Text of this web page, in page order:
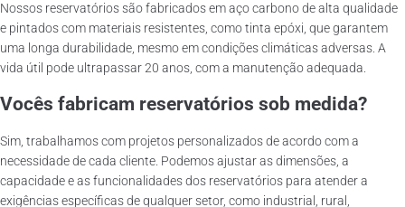
Nossos reservatórios são fabricados em aço carbono de alta qualidade
e pintados com materiais resistentes, como tinta epóxi, que garantem
uma longa durabilidade, mesmo em condições climáticas adversas. A
vida útil pode ultrapassar 20 anos, com a manutenção adequada.
Vocês fabricam reservatórios sob medida?
Sim, trabalhamos com projetos personalizados de acordo com a
necessidade de cada cliente. Podemos ajustar as dimensões, a
capacidade e as funcionalidades dos reservatórios para atender a
exigências específicas de qualquer setor, como industrial, rural,